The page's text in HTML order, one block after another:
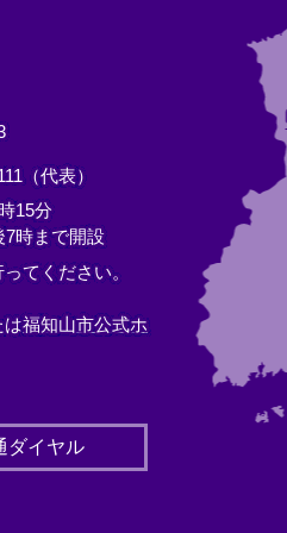
（代表）
15分
7時まで開設
てください。
は福知山市公式ホ
ダイヤル